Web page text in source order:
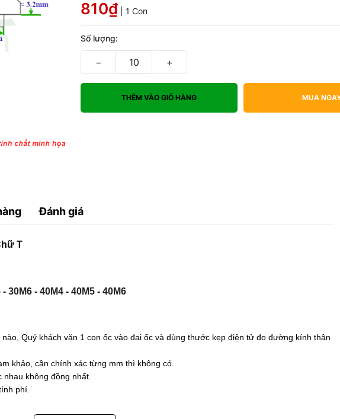
810₫ | 1 Con
Số lượng:
− +
THÊM VÀO GIỎ HÀNG MUA
Đánh giá
T
- 30M6 - 40M4 - 40M5 - 40M6
Quý khách vặn 1 con ốc vào đai ốc và dùng thước kẹp điện tử đo đường kính thân
khảo, cần chính xác từng mm thì không có.
không đồng nhất.
phí.